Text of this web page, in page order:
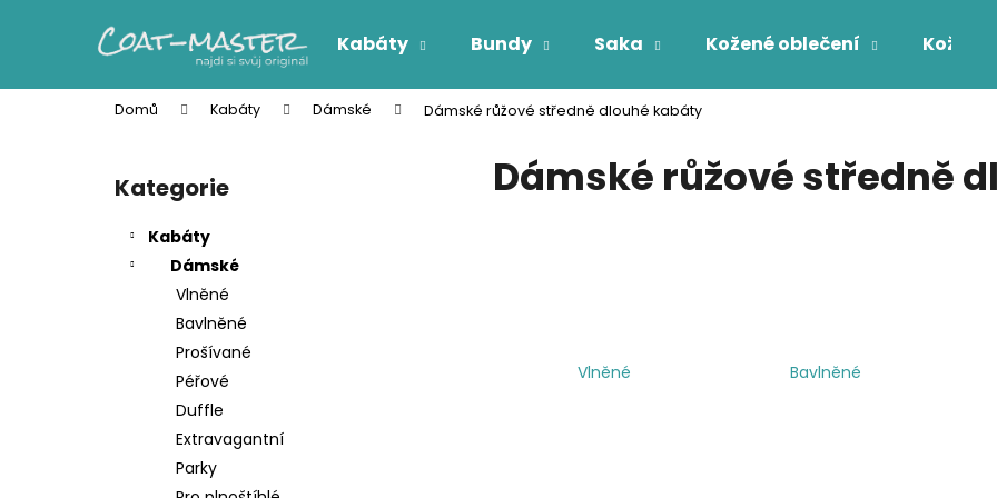
Kabáty Bundy Saka Kožené oblečení Kožichy
Domů Kabáty Dámské Dámské růžové středně dlouhé kabáty
Přeskočit
kategorie
Kategorie
Kabáty
Dámské
Vlněné
Bavlněné
Prošívané
Péřové
Duffle
Extravagantní
Parky
Dámské růžové středně
Vlněné Bavlněné
í
Zpět
do
obchodu
Zpět
do
obchodu
Co potřebujete najít?